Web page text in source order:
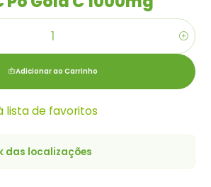
Adicionar ao Carrinho
lista de favoritos
das localizações